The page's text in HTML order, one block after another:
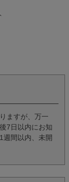
ますが、万一
7日以内にお知
週間以内、未開